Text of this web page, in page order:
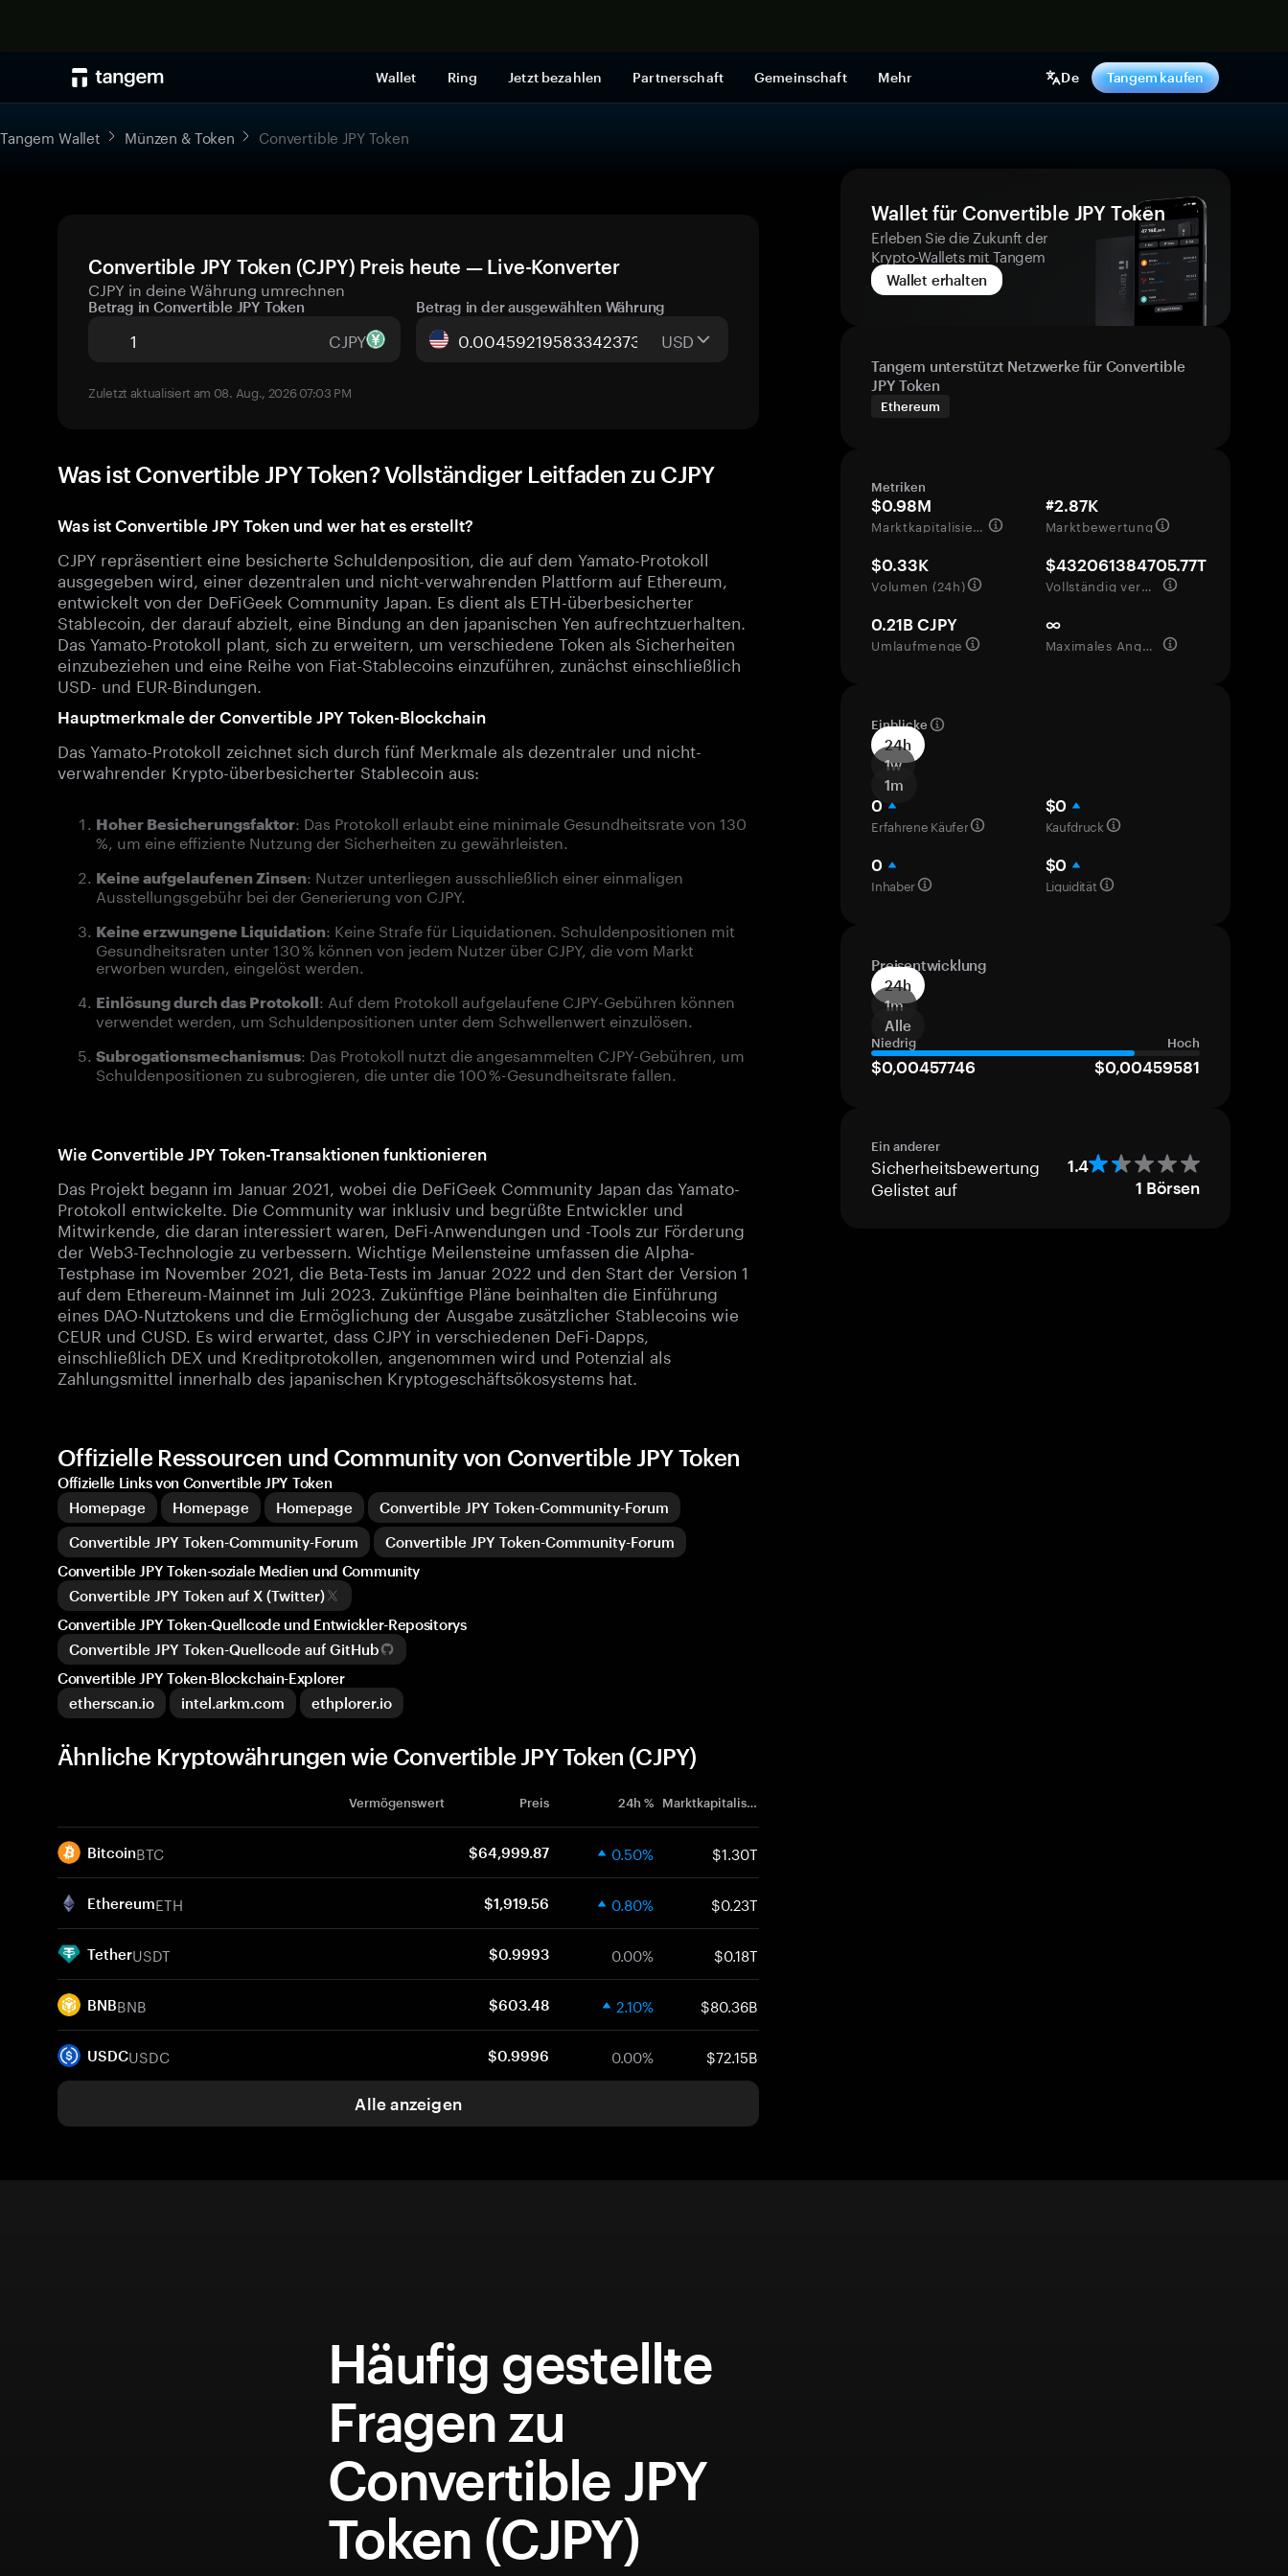
Wallet Ring Jetzt bezahlen Partnerschaft Gemeinschaft Mehr De Tangem kaufen
Tangem Wallet Münzen & Token Convertible JPY Token
Convertible JPY Token (CJPY) Preis heute — Live-Konverter
CJPY in deine Währung umrechnen
Betrag in Convertible JPY Token
CJPY
Betrag in der ausgewählten Währung
USD
Zuletzt aktualisiert am 08. Aug., 2026 07:03 PM
Was ist Convertible JPY Token? Vollständiger Leitfaden zu CJPY
Was ist Convertible JPY Token und wer hat es erstellt?
CJPY repräsentiert eine besicherte Schuldenposition, die auf dem Yamato-Protokoll
ausgegeben wird, einer dezentralen und nicht-verwahrenden Plattform auf Ethereum,
entwickelt von der DeFiGeek Community Japan. Es dient als ETH-überbesicherter
Stablecoin, der darauf abzielt, eine Bindung an den japanischen Yen aufrechtzuerhalten.
Das Yamato-Protokoll plant, sich zu erweitern, um verschiedene Token als Sicherheiten
einzubeziehen und eine Reihe von Fiat-Stablecoins einzuführen, zunächst einschließlich
USD- und EUR-Bindungen.
Hauptmerkmale der Convertible JPY Token-Blockchain
Das Yamato-Protokoll zeichnet sich durch fünf Merkmale als dezentraler und nicht-
verwahrender Krypto-überbesicherter Stablecoin aus:
Hoher Besicherungsfaktor: Das Protokoll erlaubt eine minimale Gesundheitsrate von 130
%, um eine effiziente Nutzung der Sicherheiten zu gewährleisten.
Keine aufgelaufenen Zinsen: Nutzer unterliegen ausschließlich einer einmaligen
Ausstellungsgebühr bei der Generierung von CJPY.
Keine erzwungene Liquidation: Keine Strafe für Liquidationen. Schuldenpositionen mit
Gesundheitsraten unter 130 % können von jedem Nutzer über CJPY, die vom Markt
erworben wurden, eingelöst werden.
Einlösung durch das Protokoll: Auf dem Protokoll aufgelaufene CJPY-Gebühren können
verwendet werden, um Schuldenpositionen unter dem Schwellenwert einzulösen.
Subrogationsmechanismus: Das Protokoll nutzt die angesammelten CJPY-Gebühren, um
Schuldenpositionen zu subrogieren, die unter die 100 %-Gesundheitsrate fallen.
Wie Convertible JPY Token-Transaktionen funktionieren
Das Projekt begann im Januar 2021, wobei die DeFiGeek Community Japan das Yamato-
Protokoll entwickelte. Die Community war inklusiv und begrüßte Entwickler und
Mitwirkende, die daran interessiert waren, DeFi-Anwendungen und -Tools zur Förderung
der Web3-Technologie zu verbessern. Wichtige Meilensteine umfassen die Alpha-
Testphase im November 2021, die Beta-Tests im Januar 2022 und den Start der Version 1
auf dem Ethereum-Mainnet im Juli 2023. Zukünftige Pläne beinhalten die Einführung
eines DAO-Nutztokens und die Ermöglichung der Ausgabe zusätzlicher Stablecoins wie
CEUR und CUSD. Es wird erwartet, dass CJPY in verschiedenen DeFi-Dapps,
einschließlich DEX und Kreditprotokollen, angenommen wird und Potenzial als
Zahlungsmittel innerhalb des japanischen Kryptogeschäftsökosystems hat.
Wallet für Convertible JPY Token
Erleben Sie die Zukunft der
Krypto-Wallets mit Tangem
Wallet erhalten
Tangem unterstützt Netzwerke für Convertible
JPY Token
Ethereum
Metriken
$0.98M
Marktkapitalisierung
#2.87K
Marktbewertung
$0.33K
Volumen (24h)
$432061384705.77T
Vollständig verwässerte Bewertung
0.21B CJPY
Umlaufmenge
∞
Maximales Angebot
Einblicke
24h
1w
1m
0
Erfahrene Käufer
$0
Kaufdruck
0
Inhaber
$0
Liquidität
Preisentwicklung
24h
1m
Alle
Niedrig Hoch
$0,00457746 $0,00459581
Ein anderer
Sicherheitsbewertung 1.4
Gelistet auf 1 Börsen
Offizielle Ressourcen und Community von Convertible JPY Token
Offizielle Links von Convertible JPY Token
Homepage
Homepage Homepage
Convertible JPY Token-Community-Forum
Convertible JPY Token-Community-Forum
Convertible JPY Token-Community-Forum
Convertible JPY Token-soziale Medien und Community
Convertible JPY Token auf X (Twitter)
Convertible JPY Token-Quellcode und Entwickler-Repositorys
Convertible JPY Token-Quellcode auf GitHub
Convertible JPY Token-Blockchain-Explorer
etherscan.io
intel.arkm.com ethplorer.io
Ähnliche Kryptowährungen wie Convertible JPY Token (CJPY)
Vermögenswert Preis 24h % Marktkapitalisierung
BitcoinBTC $64,999.87 0.50% $1.30T
EthereumETH $1,919.56 0.80% $0.23T
TetherUSDT $0.9993 0.00% $0.18T
BNBBNB $603.48 2.10% $80.36B
USDCUSDC $0.9996 0.00% $72.15B
Alle anzeigen
Häufig gestellte
Fragen zu
Convertible JPY
Token (CJPY)